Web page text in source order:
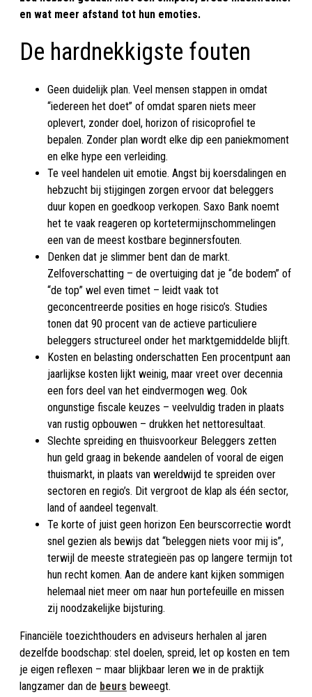
en wat meer afstand tot hun emoties.
De hardnekkigste fouten
Geen duidelijk plan. Veel mensen stappen in omdat
“iedereen het doet” of omdat sparen niets meer
oplevert, zonder doel, horizon of risicoprofiel te
bepalen. Zonder plan wordt elke dip een paniekmoment
en elke hype een verleiding.
Te veel handelen uit emotie. Angst bij koersdalingen en
hebzucht bij stijgingen zorgen ervoor dat beleggers
duur kopen en goedkoop verkopen. Saxo Bank noemt
het te vaak reageren op kortetermijnschommelingen
een van de meest kostbare beginnersfouten.
Denken dat je slimmer bent dan de markt.
Zelfoverschatting – de overtuiging dat je “de bodem” of
“de top” wel even timet – leidt vaak tot
geconcentreerde posities en hoge risico’s. Studies
tonen dat 90 procent van de actieve particuliere
beleggers structureel onder het marktgemiddelde blijft.
Kosten en belasting onderschatten Een procentpunt aan
jaarlijkse kosten lijkt weinig, maar vreet over decennia
een fors deel van het eindvermogen weg. Ook
ongunstige fiscale keuzes – veelvuldig traden in plaats
van rustig opbouwen – drukken het nettoresultaat.
Slechte spreiding en thuisvoorkeur Beleggers zetten
hun geld graag in bekende aandelen of vooral de eigen
thuismarkt, in plaats van wereldwijd te spreiden over
sectoren en regio’s. Dit vergroot de klap als één sector,
land of aandeel tegenvalt.
Te korte of juist geen horizon Een beurscorrectie wordt
snel gezien als bewijs dat “beleggen niets voor mij is”,
terwijl de meeste strategieën pas op langere termijn tot
hun recht komen. Aan de andere kant kijken sommigen
helemaal niet meer om naar hun portefeuille en missen
zij noodzakelijke bijsturing.
Financiële toezichthouders en adviseurs herhalen al jaren
dezelfde boodschap: stel doelen, spreid, let op kosten en tem
je eigen reflexen – maar blijkbaar leren we in de praktijk
langzamer dan de beurs beweegt.